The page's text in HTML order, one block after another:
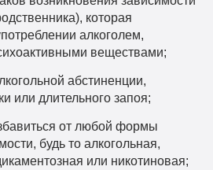
которая
алкоголем,
веществами;
абстиненции,
или длительного запоя;
от любой формы
будь то алкогольная,
или никотиновая;